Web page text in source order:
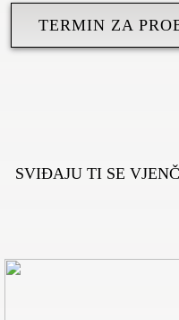
TERMIN ZA
SVIĐAJU TI SE